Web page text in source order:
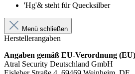
'Hg'& steht für Quecksilber
Menü schließen
Herstellerangaben
Angaben gemäß EU-Verordnung
Atral Security Deutschland GmbH